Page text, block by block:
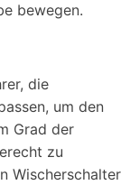
bewegen.
die
um den
Grad der
zu
Wischerschalter